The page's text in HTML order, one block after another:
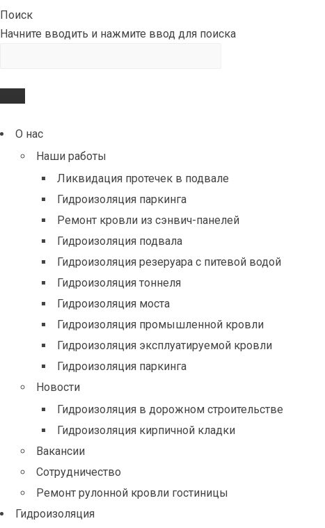
Поиск
Начните вводить и нажмите ввод для поиска
О нас
Наши работы
Ликвидация протечек в подвале
Гидроизоляция паркинга
Ремонт кровли из сэнвич-панелей
Гидроизоляция подвала
Гидроизоляция резеруара с питевой водой
Гидроизоляция тоннеля
Гидроизоляция моста
Гидроизоляция промышленной кровли
Гидроизоляция эксплуатируемой кровли
Гидроизоляция паркинга
Новости
Гидроизоляция в дорожном строительстве
Гидроизоляция кирпичной кладки
Вакансии
Сотрудничество
Ремонт рулонной кровли гостиницы
Гидроизоляция